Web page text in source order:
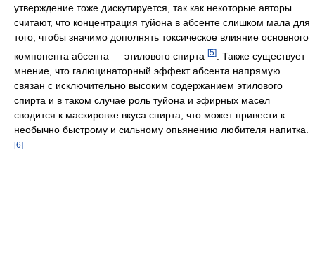
утверждение тоже дискутируется, так как некоторые авторы
считают, что концентрация туйона в абсенте слишком мала для
того, чтобы значимо дополнять токсическое влияние основного
компонента абсента — этилового спирта [5]
. Также существует
мнение, что галюцинаторный эффект абсента напрямую
связан с исключительно высоким содержанием этилового
спирта и в таком случае роль туйона и эфирных масел
сводится к маскировке вкуса спирта, что может привести к
необычно быстрому и сильному опьянению любителя напитка.
[6]